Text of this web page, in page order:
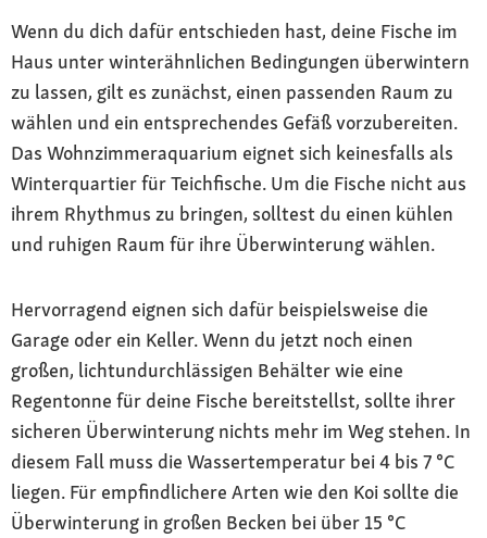
Wenn du dich dafür entschieden hast, deine Fische im
Haus unter winterähnlichen Bedingungen überwintern
zu lassen, gilt es zunächst, einen passenden Raum zu
wählen und ein entsprechendes Gefäß vorzubereiten.
Das Wohnzimmeraquarium eignet sich keinesfalls als
Winterquartier für Teichfische. Um die Fische nicht aus
ihrem Rhythmus zu bringen, solltest du einen kühlen
und ruhigen Raum für ihre Überwinterung wählen.
Hervorragend eignen sich dafür beispielsweise die
Garage oder ein Keller. Wenn du jetzt noch einen
großen, lichtundurchlässigen Behälter wie eine
Regentonne für deine Fische bereitstellst, sollte ihrer
sicheren Überwinterung nichts mehr im Weg stehen. In
diesem Fall muss die Wassertemperatur bei 4 bis 7 °C
liegen. Für empfindlichere Arten wie den Koi sollte die
Überwinterung in großen Becken bei über 15 °C